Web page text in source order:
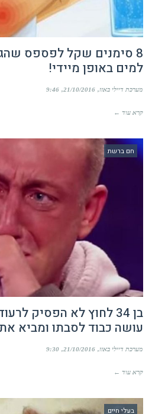
8 סימנים שקל לפספס
למים באופן מיידי!
מערכת דיילי באזז 21/10/2016
9:46
קרא עוד ←
חם ברשת
בן 34 לחוץ לא הפסיק
עושה כבוד לסבתו ומביא
מערכת דיילי באזז 21/10/2016
9:30
קרא עוד ←
בעלי חיים